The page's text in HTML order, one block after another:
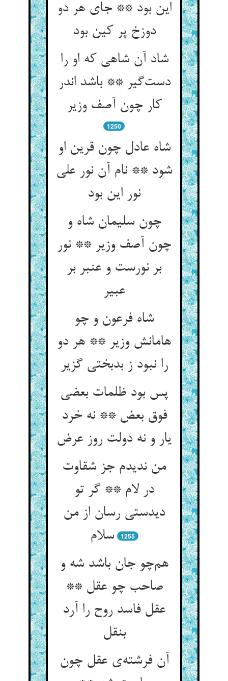
این بود ** جای هر دو
دوزخ پر کین بود
شاد آن شاهی که او را
دست‌گیر ** باشد اندر
کار چون آصف وزیر
1250
شاه عادل چون قرین او
شود ** نام آن نور علی
نور این بود
چون سلیمان شاه و
چون آصف وزیر ** نور
بر نورست و عنبر بر
عبیر
شاه فرعون و چو
هامانش وزیر ** هر دو
را نبود ز بدبختی گزیر
پس بود ظلمات بعضی
فوق بعض ** نه خرد
یار و نه دولت روز عرض
من ندیدم جز شقاوت
در لام ** گر تو
دیدستی رسان از من
سلام
1255
هم‌چو جان باشد شه و
صاحب چو عقل **
عقل فاسد روح را آرد
بنقل
آن فرشته‌ی عقل چون